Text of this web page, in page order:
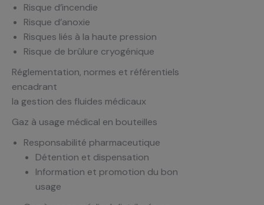
Risque d’incendie
Risque d’anoxie
Risques liés à la haute pression
Risque de brûlure cryogénique
Réglementation, normes et référentiels
encadrant
la gestion des fluides médicaux
Gaz à usage médical en bouteilles
Responsabilité pharmaceutique
Détention et dispensation
Information et promotion du bon
usage